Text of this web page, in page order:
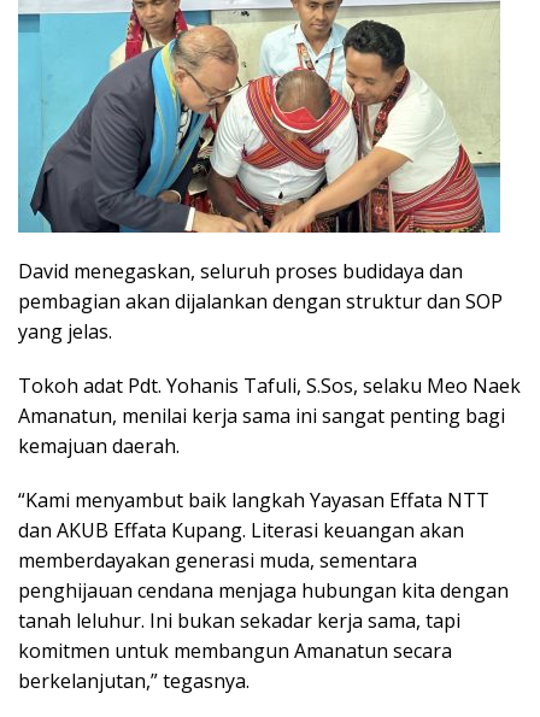
David menegaskan, seluruh proses budidaya dan
pembagian akan dijalankan dengan struktur dan SOP
yang jelas.
Tokoh adat Pdt. Yohanis Tafuli, S.Sos, selaku Meo Naek
Amanatun, menilai kerja sama ini sangat penting bagi
kemajuan daerah.
“Kami menyambut baik langkah Yayasan Effata NTT
dan AKUB Effata Kupang. Literasi keuangan akan
memberdayakan generasi muda, sementara
penghijauan cendana menjaga hubungan kita dengan
tanah leluhur. Ini bukan sekadar kerja sama, tapi
komitmen untuk membangun Amanatun secara
berkelanjutan,” tegasnya.